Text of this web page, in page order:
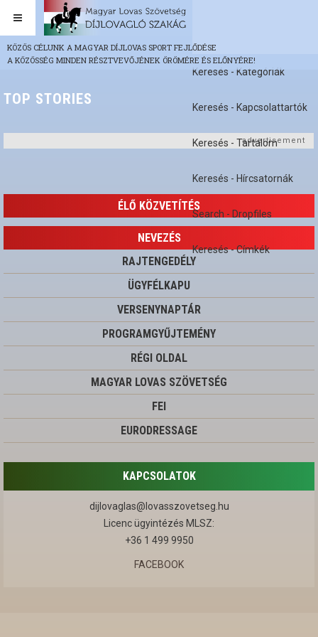
Keresés - Kategóriák
Keresés - Kapcsolattartók
Keresés - Tartalom
Keresés - Hírcsatornák
Search - Dropfiles
Keresés - Címkék
KÖZÖS CÉLUNK A MAGYAR DÍJLOVAS SPORT FEJLŐDÉSE
A KÖZÖSSÉG MINDEN RÉSZTVEVŐJÉNEK ÖRÖMÉRE ÉS ELŐNYÉRE!
TOP STORIES
advertisement
ÉLŐ KÖZVETÍTÉS
NEVEZÉS
RAJTENGEDÉLY
ÜGYFÉLKAPU
VERSENYNAPTÁR
PROGRAMGYŰJTEMÉNY
RÉGI OLDAL
MAGYAR LOVAS SZÖVETSÉG
FEI
EURODRESSAGE
KAPCSOLATOK
dijlovaglas@lovasszovetseg.hu
Licenc ügyintézés MLSZ:
+36 1 499 9950
FACEBOOK